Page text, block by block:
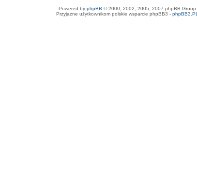
Powered by phpBB © 2000, 2002, 2005, 2007 phpBB Group
Przyjazne użytkownikom polskie wsparcie phpBB3 - phpBB3.PL